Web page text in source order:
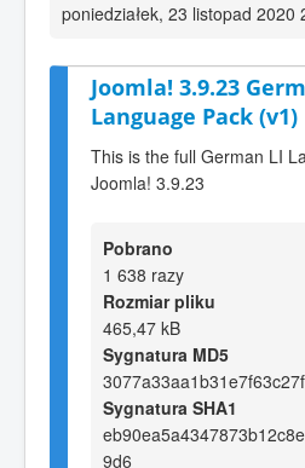
poniedziałek, 23 listopad 2020
Joomla! 3.9.23
Language Pack (v1)
This is the full German LI
Joomla! 3.9.23
Pobrano
1 638 razy
Rozmiar pliku
465,47 kB
Sygnatura MD5
Sygnatura SHA1
9d6